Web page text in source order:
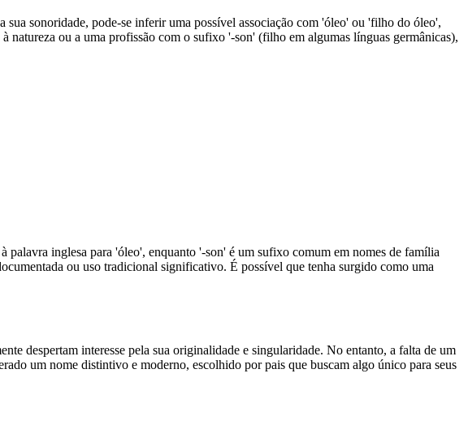
sonoridade, pode-se inferir uma possível associação com 'óleo' ou 'filho do óleo',
natureza ou a uma profissão com o sufixo '-son' (filho em algumas línguas germânicas),
inglesa para 'óleo', enquanto '-son' é um sufixo comum em nomes de família
ou uso tradicional significativo. É possível que tenha surgido como uma
despertam interesse pela sua originalidade e singularidade. No entanto, a falta de um
um nome distintivo e moderno, escolhido por pais que buscam algo único para seus